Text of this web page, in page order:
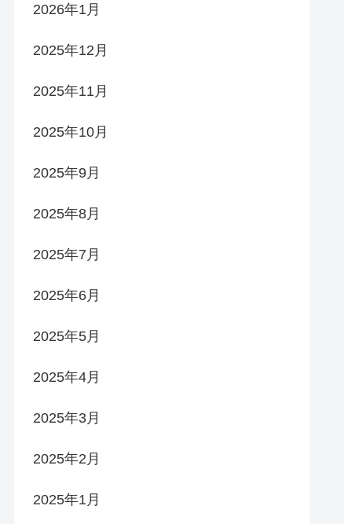
2026年1月
2025年12月
2025年11月
2025年10月
2025年9月
2025年8月
2025年7月
2025年6月
2025年5月
2025年4月
2025年3月
2025年2月
2025年1月